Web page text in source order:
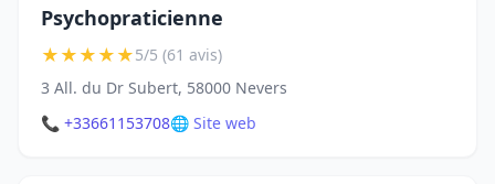
Psychopraticienne
★★★★★5/5 (61 avis)
3 All. du Dr Subert, 58000 Nevers
📞 +33661153708🌐 Site web